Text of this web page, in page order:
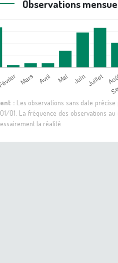
Observations
:Les observations sans date
01. La fréquence des observations
la réalité.